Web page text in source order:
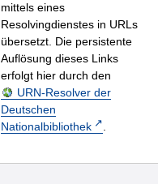
mittels eines
Resolvingdienstes in URLs
übersetzt. Die persistente
Auflösung dieses Links
erfolgt hier durch den
URN-Resolver der
Deutschen
Nationalbibliothek
.